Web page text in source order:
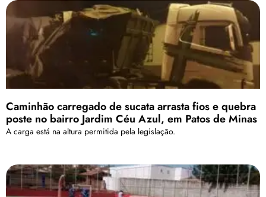
Caminhão carregado de sucata arrasta fios e quebra
poste no bairro Jardim Céu Azul, em Patos de Minas
A carga está na altura permitida pela legislação.